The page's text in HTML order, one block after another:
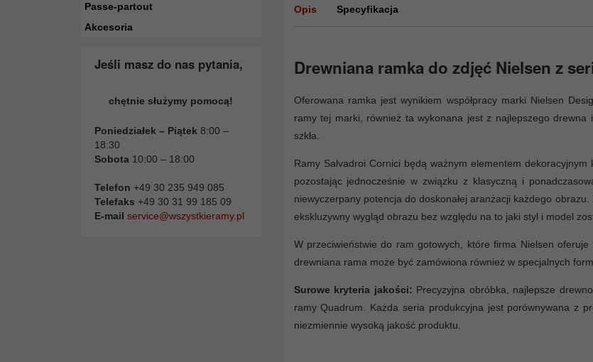
Passe-partout
Akcesoria
Jeśli masz do nas pytania,
chętnie służymy pomocą!
Poniedziałek – Piątek 8:00 –
18:30
Sobota 10:00 – 18:00
Telefon +49 30 235 949 085
Telefaks +49 30 31 99 185 09
E-mail service@wszystkieramy.pl
Opis Specyfikacja
Drewniana ramka do zdjęć Nielsen z
Oferowana ramka jest wynikiem współpracy marki Nielsen
ramy tej marki, również ta wykonana jest z najlepszego
szkła.
Ramy Salvadroi Cornici będą ważnym elementem
pozostając jednocześnie w związku z klasyczną i
niewyczerpany potencja do doskonałej aranżacji każdego
ekskluzywny wygląd obrazu bez względu na to jaki styl i model
W przeciwieństwie do ram gotowych, które firma Nielsen
drewniana rama może być zamówiona również w specjalnych
Surowe kryteria jakości: Precyzyjna obróbka, najlepsze
ramy Quadrum. Każda seria produkcyjna jest porównywana z
niezmiennie wysoką jakość produktu.